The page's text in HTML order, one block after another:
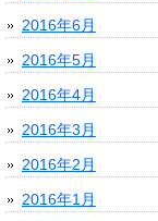
2016年6月
2016年5月
2016年4月
2016年3月
2016年2月
2016年1月